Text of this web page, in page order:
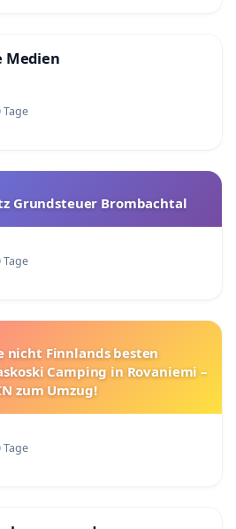
Medien
Grundsteuer Brombachtal
nicht Finnlands besten
Camping in Rovaniemi –
zum Umzug!